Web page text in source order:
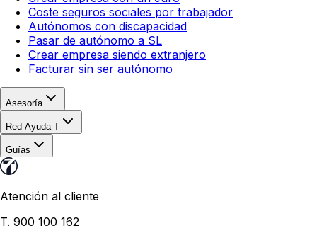
Coste seguros sociales por trabajador
Autónomos con discapacidad
Pasar de autónomo a SL
Crear empresa siendo extranjero
Facturar sin ser autónomo
Asesoría
Red Ayuda T
Guías
Atención al cliente
T. 900 100 162